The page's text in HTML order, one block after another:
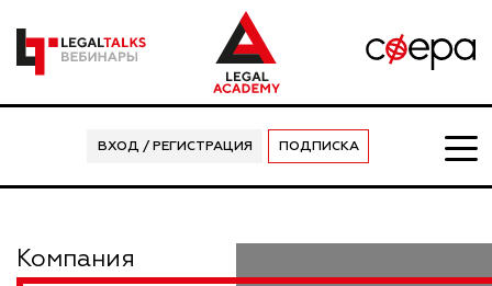
ВХОД / РЕГИСТРАЦИЯ ПОДПИСКА
Компания